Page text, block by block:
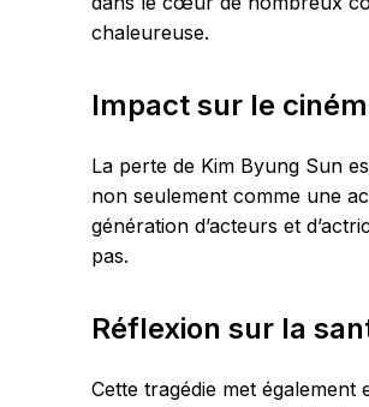
chaleureuse.
Impact sur le
La perte de Kim Byung Sun
non seulement comme une
génération d’acteurs et
pas.
Réflexion sur la
Cette tragédie met